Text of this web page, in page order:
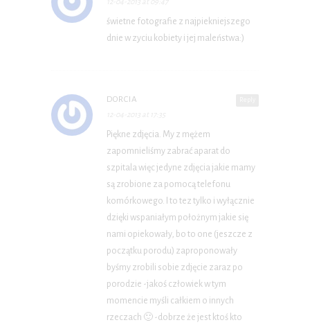
świetne fotografie z najpiekniejszego
dnie w zyciu kobiety i jej maleństwa:)
DORCIA
Piękne zdjęcia. My z mężem
zapomnieliśmy zabrać aparat do
szpitala więc jedyne zdjęcia jakie mamy
są zrobione za pomocą telefonu
komórkowego. I to tez tylko i wyłącznie
dzięki wspaniałym położnym jakie się
nami opiekowały, bo to one (jeszcze z
początku porodu) zaproponowały
byśmy zrobili sobie zdjęcie zaraz po
porodzie -jakoś człowiek w tym
momencie myśli całkiem o innych
rzeczach 🙂 -dobrze że jest ktoś kto